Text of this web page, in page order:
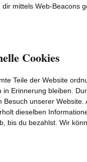
mittels Web-Beacons
Cookies
Teile der Website
Erinnerung bleiben.
unserer Website.
dieselben
bis du bezahlst. Wir